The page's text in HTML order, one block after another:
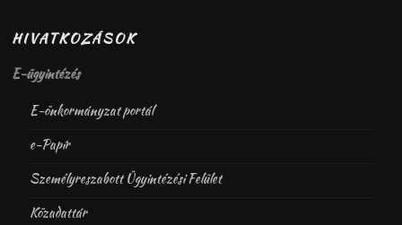
HIVATKOZÁSOK
E-ügyintézés
E-önkormányzat portál
e-Papír
Személyreszabott Ügyintézési Felület
Közadattár